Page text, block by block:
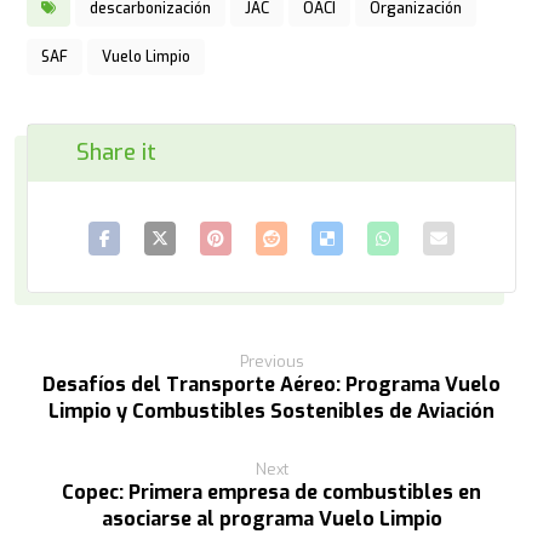
descarbonización JAC OACI Organización
SAF Vuelo Limpio
Previous
Desafíos del Transporte Aéreo: Programa Vuelo
Limpio y Combustibles Sostenibles de Aviación
Next
Copec: Primera empresa de combustibles en
asociarse al programa Vuelo Limpio